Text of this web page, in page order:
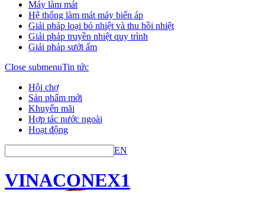
Máy làm mát
Hệ thống làm mát máy biến áp
Giải pháp loại bỏ nhiệt và thu hồi nhiệt
Giải pháp truyền nhiệt quy trình
Giải pháp sưởi ấm
Close submenuTin tức
Hội chợ
Sản phẩm mới
Khuyến mãi
Hợp tác nước ngoài
Hoạt động
EN
VINACONEX1